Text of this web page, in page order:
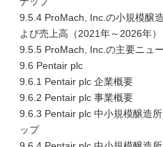
9.5.4 ProMach, Inc.の小規模醸
よび売上高（2021年～2026年）
9.5.5 ProMach, Inc.の主要ニュ
9.6 Pentair plc
9.6.1 Pentair plc 企業概要
9.6.2 Pentair plc 事業概要
9.6.3 Pentair plc 中小規模醸造
ップ